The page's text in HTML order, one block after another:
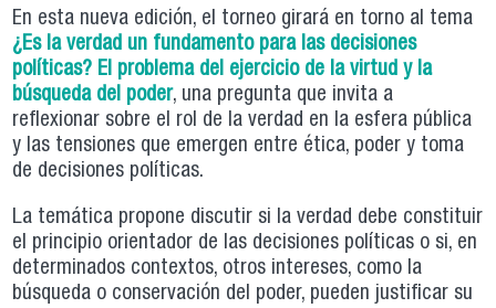
En esta nueva edición, el torneo girará en torno al tema
¿Es la verdad un fundamento para las decisiones
políticas? El problema del ejercicio de la virtud y la
búsqueda del poder, una pregunta que invita a
reflexionar sobre el rol de la verdad en la esfera pública
y las tensiones que emergen entre ética, poder y toma
de decisiones políticas.
La temática propone discutir si la verdad debe constituir
el principio orientador de las decisiones políticas o si, en
determinados contextos, otros intereses, como la
búsqueda o conservación del poder, pueden justificar su